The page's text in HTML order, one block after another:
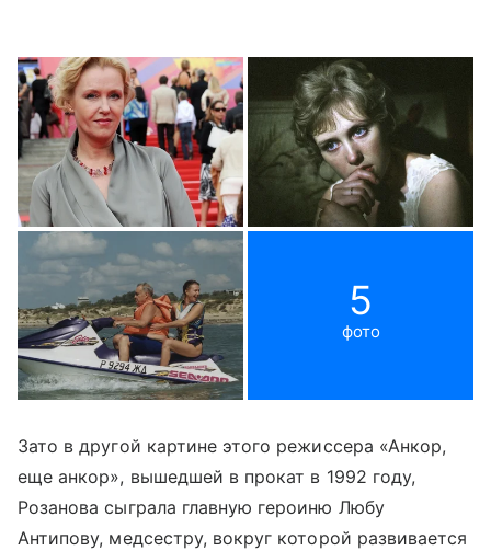
5
фото
Зато в другой картине этого режиссера «Анкор,
еще анкор», вышедшей в прокат в 1992 году,
Розанова сыграла главную героиню Любу
Антипову, медсестру, вокруг которой развивается